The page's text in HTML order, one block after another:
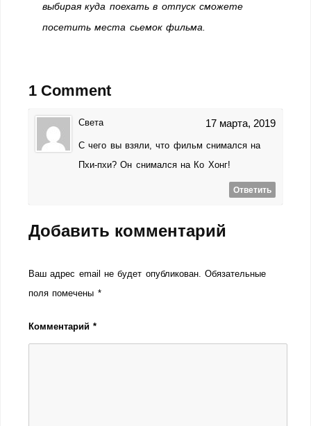
выбирая куда поехать в отпуск сможете
посетить места сьемок фильма.
1 Comment
Света 17 марта, 2019
С чего вы взяли, что фильм снимался на
Пхи-пхи? Он снимался на Ко Хонг!
Ответить
Добавить комментарий
Ваш адрес email не будет опубликован. Обязательные
поля помечены *
Комментарий*